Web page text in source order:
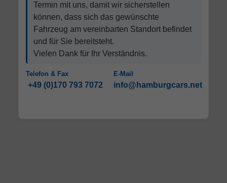
Termin mit uns, damit wir sicherstellen
können, dass sich das gewünschte
Fahrzeug am vereinbarten Standort befindet
und für Sie bereitsteht.
Vielen Dank für Ihr Verständnis.
Telefon & Fax
+49 (0)170 793 7072
E-Mail
info@hamburgcars.net